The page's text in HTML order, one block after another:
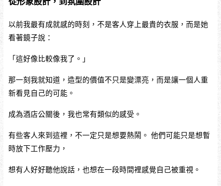
以前我最有成就感的時刻，不是客人穿上最貴的衣服，而是她
看著鏡子說：
「這好像比較像我了。」
那一刻我就知道，造型的價值不只是變漂亮，而是讓一個人重
新看見自己的可能。
成為酒店公關後，我也常有類似的感受。
有些客人來到這裡，不一定只是想要熱鬧。 他們可能只是想暫
時放下工作壓力，
想有人好好聽他說話，也想在一段時間裡感覺自己被重視。